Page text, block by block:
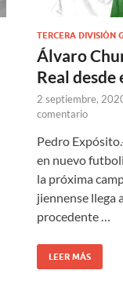
TERCERA DIVISIÓN
Álvaro
Real desde
2 septiembre,
comentario
Pedro
en nuevo
la próxima
jiennense llega
procedente …
LEER MÁS